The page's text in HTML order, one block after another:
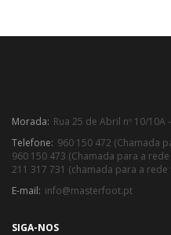
Morada: Rua 25 de Abril nº 10/10A
Telefone: 960 150 472 (Chamada
960 150 473 (Chamada para a
211 317 731 (chamada para a rede
E-mail: info@masterfoot.pt
SIGA-NOS